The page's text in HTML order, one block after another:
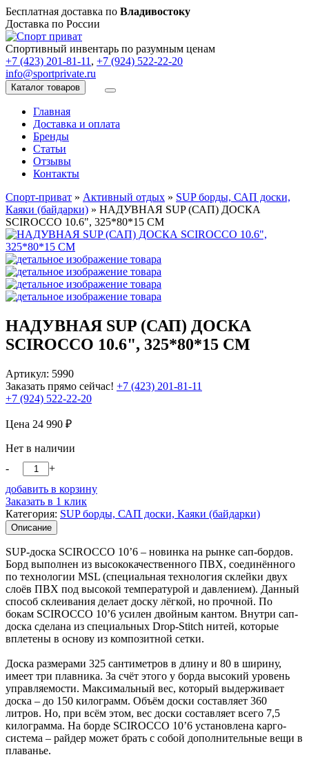
Бесплатная доставка по Владивостоку
Доставка по России
Спортивный инвентарь по разумным ценам
+7 (423) 201-81-11 , +7 (924) 522-22-20
info@sportprivate.ru
Каталог товаров
Главная
Доставка и оплата
Бренды
Статьи
Отзывы
Контакты
Спорт-приват » Активный отдых » SUP борды, САП доски,
Каяки (байдарки) » НАДУВНАЯ SUP (САП) ДОСКА
SCIROCCO 10.6", 325*80*15 СМ
НАДУВНАЯ SUP (САП) ДОСКА
SCIROCCO 10.6", 325*80*15 СМ
Артикул: 5990
Заказать прямо сейчас! +7 (423) 201-81-11
+7 (924) 522-22-20
Цена 24 990 ₽
Нет в наличии
-
+
добавить в корзину
Заказать в 1 клик
Категория: SUP борды, САП доски, Каяки (байдарки)
Описание
SUP-доска SCIROCCO 10’6 – новинка на рынке сап-бордов.
Борд выполнен из высококачественного ПВХ, соединённого
по технологии MSL (специальная технология склейки двух
слоёв ПВХ под высокой температурой и давлением). Данный
способ склеивания делает доску лёгкой, но прочной. По
бокам SCIROCCO 10’6 усилен двойным кантом. Внутри сап-
доска сделана из специальных Drop-Stitch нитей, которые
вплетены в основу из композитной сетки.
Доска размерами 325 сантиметров в длину и 80 в ширину,
имеет три плавника. За счёт этого у борда высокий уровень
управляемости. Максимальный вес, который выдерживает
доска – до 150 килограмм. Объём доски составляет 360
литров. Но, при всём этом, вес доски составляет всего 7,5
килограмма. На борде SCIROCCO 10’6 установлена карго-
система – райдер может брать с собой дополнительные вещи в
плаванье.